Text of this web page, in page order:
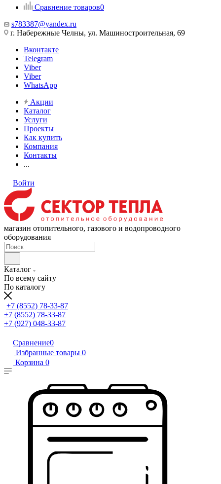
Сравнение товаров0
s783387@yandex.ru
г. Набережные Челны, ул. Машиностроительная, 69
Вконтакте
Telegram
Viber
Viber
WhatsApp
Акции
Каталог
Услуги
Проекты
Как купить
Компания
Контакты
...
Войти
магазин отопительного, газового и водопроводного
оборудования
Каталог
По всему сайту
По каталогу
+7 (8552) 78-33-87
+7 (8552) 78-33-87
+7 (927) 048-33-87
Сравнение0
Избранные товары 0
Корзина 0